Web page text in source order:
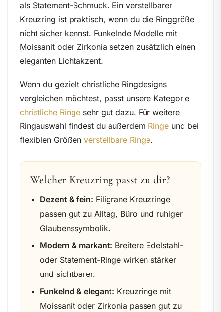
als Statement-Schmuck. Ein verstellbarer
Kreuzring ist praktisch, wenn du die Ringgröße
nicht sicher kennst. Funkelnde Modelle mit
Moissanit oder Zirkonia setzen zusätzlich einen
eleganten Lichtakzent.
Wenn du gezielt christliche Ringdesigns
vergleichen möchtest, passt unsere Kategorie
christliche Ringe sehr gut dazu. Für weitere
Ringauswahl findest du außerdem Ringe und bei
flexiblen Größen verstellbare Ringe.
Welcher Kreuzring passt zu dir?
Dezent & fein: Filigrane Kreuzringe
passen gut zu Alltag, Büro und ruhiger
Glaubenssymbolik.
Modern & markant: Breitere Edelstahl-
oder Statement-Ringe wirken stärker
und sichtbarer.
Funkelnd & elegant: Kreuzringe mit
Moissanit oder Zirkonia passen gut zu